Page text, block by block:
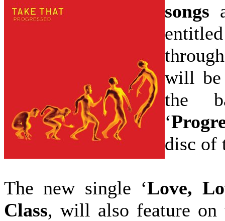
songs
will be
the
‘
disc of
The new single ‘Love,
Class, will also feature on